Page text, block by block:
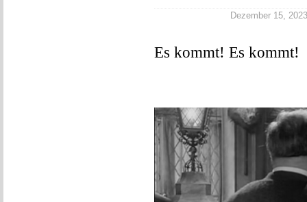
Dezember 15,
Es kommt! Es kommt!